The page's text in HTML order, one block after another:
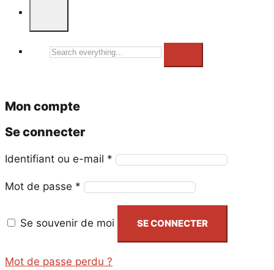
Search
Mon compte
Se connecter
Identifiant ou e-mail * Obligatoire
Mot de passe * Obligatoire
Se souvenir de moi SE CONNECTER
Mot de passe perdu ?